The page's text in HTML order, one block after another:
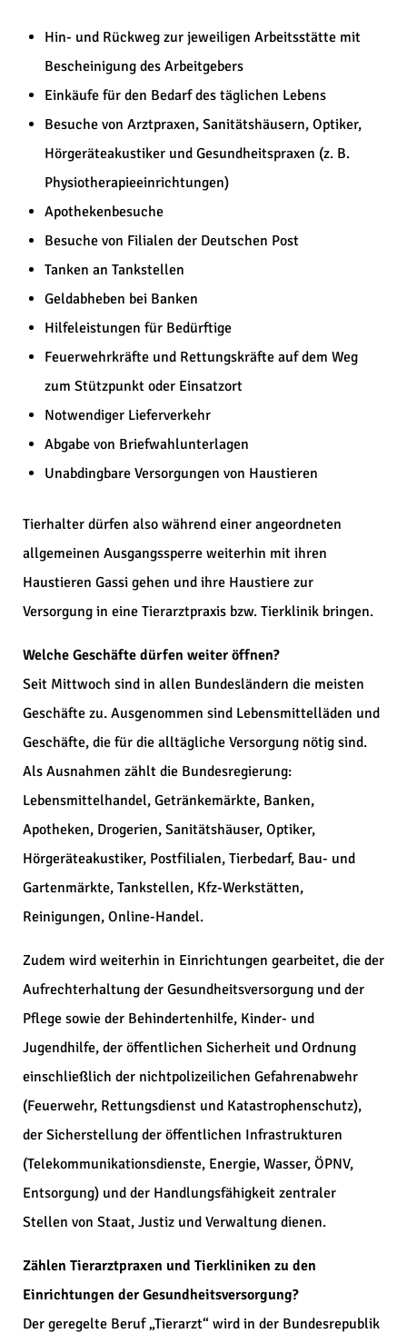
Hin- und Rückweg zur jeweiligen Arbeitsstätte mit
Bescheinigung des Arbeitgebers
Einkäufe für den Bedarf des täglichen Lebens
Besuche von Arztpraxen, Sanitätshäusern, Optiker,
Hörgeräteakustiker und Gesundheitspraxen (z. B.
Physiotherapieeinrichtungen)
Apothekenbesuche
Besuche von Filialen der Deutschen Post
Tanken an Tankstellen
Geldabheben bei Banken
Hilfeleistungen für Bedürftige
Feuerwehrkräfte und Rettungskräfte auf dem Weg
zum Stützpunkt oder Einsatzort
Notwendiger Lieferverkehr
Abgabe von Briefwahlunterlagen
Unabdingbare Versorgungen von Haustieren
Tierhalter dürfen also während einer angeordneten
allgemeinen Ausgangssperre weiterhin mit ihren
Haustieren Gassi gehen und ihre Haustiere zur
Versorgung in eine Tierarztpraxis bzw. Tierklinik bringen.
Welche Geschäfte dürfen weiter öffnen?
Seit Mittwoch sind in allen Bundesländern die meisten
Geschäfte zu. Ausgenommen sind Lebensmittelläden und
Geschäfte, die für die alltägliche Versorgung nötig sind.
Als Ausnahmen zählt die Bundesregierung:
Lebensmittelhandel, Getränkemärkte, Banken,
Apotheken, Drogerien, Sanitätshäuser, Optiker,
Hörgeräteakustiker, Postfilialen, Tierbedarf, Bau- und
Gartenmärkte, Tankstellen, Kfz-Werkstätten,
Reinigungen, Online-Handel.
Zudem wird weiterhin in Einrichtungen gearbeitet, die der
Aufrechterhaltung der Gesundheitsversorgung und der
Pflege sowie der Behindertenhilfe, Kinder- und
Jugendhilfe, der öffentlichen Sicherheit und Ordnung
einschließlich der nichtpolizeilichen Gefahrenabwehr
(Feuerwehr, Rettungsdienst und Katastrophenschutz),
der Sicherstellung der öffentlichen Infrastrukturen
(Telekommunikationsdienste, Energie, Wasser, ÖPNV,
Entsorgung) und der Handlungsfähigkeit zentraler
Stellen von Staat, Justiz und Verwaltung dienen.
Zählen Tierarztpraxen und Tierkliniken zu den
Einrichtungen der Gesundheitsversorgung?
Der geregelte Beruf „Tierarzt“ wird in der Bundesrepublik